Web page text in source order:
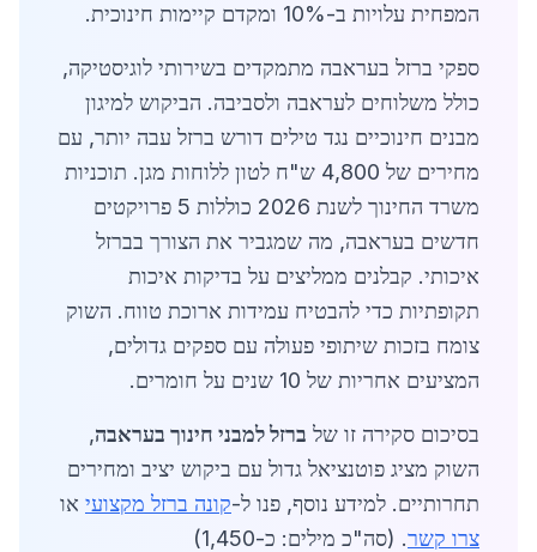
המפחית עלויות ב-10% ומקדם קיימות חינוכית.
ספקי ברזל בעראבה מתמקדים בשירותי לוגיסטיקה,
כולל משלוחים לעראבה ולסביבה. הביקוש למיגון
מבנים חינוכיים נגד טילים דורש ברזל עבה יותר, עם
מחירים של 4,800 ש"ח לטון ללוחות מגן. תוכניות
משרד החינוך לשנת 2026 כוללות 5 פרויקטים
חדשים בעראבה, מה שמגביר את הצורך בברזל
איכותי. קבלנים ממליצים על בדיקות איכות
תקופתיות כדי להבטיח עמידות ארוכת טווח. השוק
צומח בזכות שיתופי פעולה עם ספקים גדולים,
המציעים אחריות של 10 שנים על חומרים.
בסיכום סקירה זו של ברזל למבני חינוך בעראבה,
השוק מציג פוטנציאל גדול עם ביקוש יציב ומחירים
תחרותיים. למידע נוסף, פנו ל-קונה ברזל מקצועי או
צרו קשר. (סה"כ מילים: כ-1,450)